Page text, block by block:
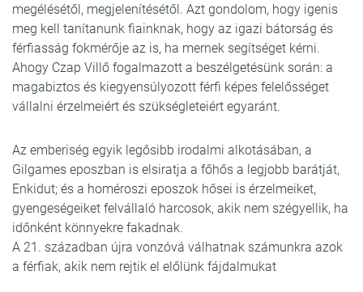
megélésétől, megjelenítésétől. Azt gondolom, hogy igenis
meg kell tanítanunk fiainknak, hogy az igazi bátorság és
férfiasság fokmérője az is, ha mernek segítséget kérni.
Ahogy Czap Villő fogalmazott a beszélgetésünk során: a
magabiztos és kiegyensúlyozott férfi képes felelősséget
vállalni érzelmeiért és szükségleteiért egyaránt.
Az emberiség egyik legősibb irodalmi alkotásában, a
Gilgames eposzban is elsiratja a főhős a legjobb barátját,
Enkidut; és a homéroszi eposzok hősei is érzelmeiket,
gyengeségeiket felvállaló harcosok, akik nem szégyellik, ha
időnként könnyekre fakadnak.
A 21. században újra vonzóvá válhatnak számunkra azok
a férfiak, akik nem rejtik el előlünk fájdalmukat